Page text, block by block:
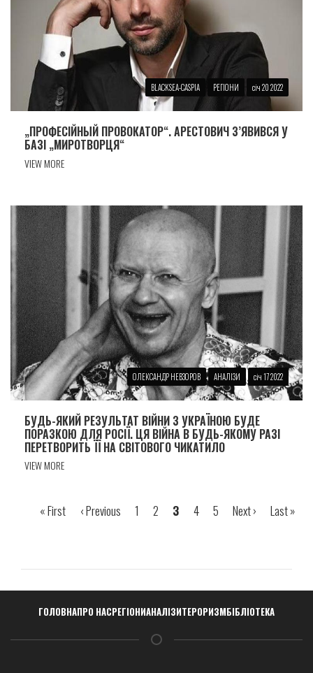
BLACKSEA-CASPIA РЕГІОНИ січ 20 2022
„ПРОФЕСIЙНЫЙ ПРОВОКАТОР“. АРЕСТОВИЧ З’ЯВИВСЯ У
БАЗI „МИРОТВОРЦЯ“
VIEW MORE
ОЛЕКСАНДР НЕВЗОРОВ АНАЛІЗИ січ 17 2022
БУДЬ-ЯКИЙ РЕЗУЛЬТАТ ВІЙНИ З УКРАЇНОЮ БУДЕ
ПОРАЗКОЮ ДЛЯ РОСІЇ. ЦЯ ВІЙНА В БУДЬ-ЯКОМУ РАЗІ
ПЕРЕТВОРИТЬ ЇЇ НА СВІТОВОГО ЧИКАТИЛО
VIEW MORE
Розбивка
Перша
« First
Попередня
‹ Previous Сторінка
1 Сторінка
2 Сторінка
3 Сторінка
4 Сторінка
5
Наступна
Next ›
Остання
Last »
Навигация
ГОЛОВНАПРО НАСРЕГІОНИАНАЛІЗИТЕРОРИЗМБІБЛІОТЕКА